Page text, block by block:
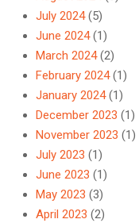
July 2024(5)
June 2024(1)
March 2024(2)
February 2024(1)
January 2024(1)
December 2023 (1)
November 2023 (1)
July 2023 (1)
June 2023 (1)
May 2023 (3)
April 2023 (2)